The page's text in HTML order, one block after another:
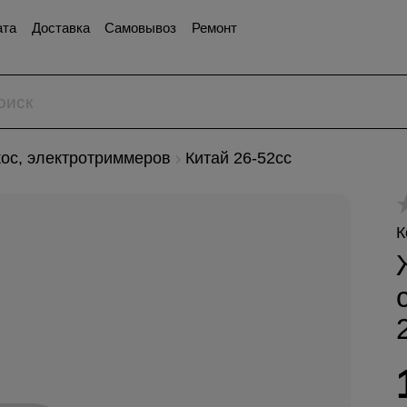
Доставка Самовывоз Ремонт
электротриммеров Китай 26-52сс